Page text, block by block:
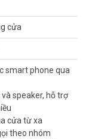
hỗ trợ giá tốt nhất.
nhé.
cửa
smart phone qua
speaker, hỗ trợ
cửa từ xa
theo nhóm